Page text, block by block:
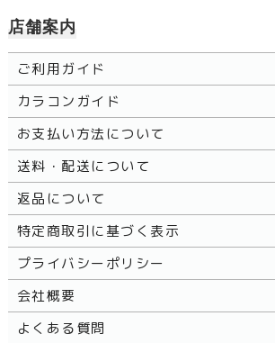
店舗案内
ご利用ガイド
カラコンガイド
お支払い方法について
送料・配送について
返品について
特定商取引に基づく表示
プライバシーポリシー
会社概要
よくある質問